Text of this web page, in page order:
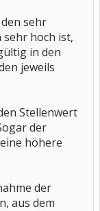
sehr
hoch ist,
in den
jeweils
Stellenwert
der
höhere
der
aus dem